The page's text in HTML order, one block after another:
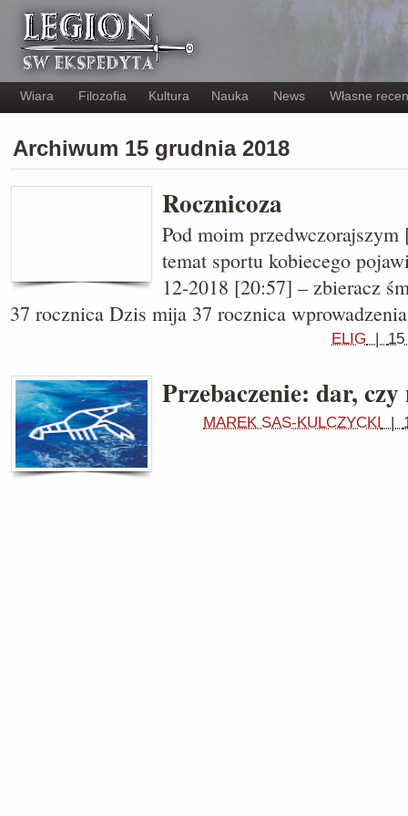
Wiara Filozofia Kultura Nauka News Własne
Archiwum 15 grudnia 2018
Rocznicoza
Pod moim
temat sportu kobiecego
12-2018 [20:57] – zbieracz
37 rocznica Dzis mija 37 rocznica
ELIG |
Przebaczenie: dar,
MAREK SAS-KULCZYCKI |